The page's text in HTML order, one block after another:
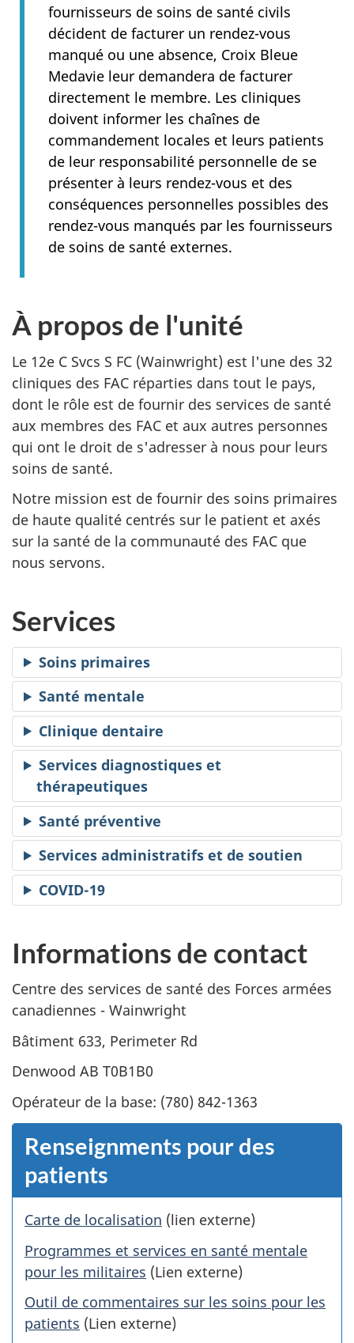
fournisseurs de soins de santé civils
décident de facturer un rendez-vous
manqué ou une absence, Croix Bleue
Medavie leur demandera de facturer
directement le membre. Les cliniques
doivent informer les chaînes de
commandement locales et leurs patients
de leur responsabilité personnelle de se
présenter à leurs rendez-vous et des
conséquences personnelles possibles des
rendez-vous manqués par les fournisseurs
de soins de santé externes.
À propos de l'unité
Le 12e C Svcs S FC (Wainwright) est l'une des 32
cliniques des FAC réparties dans tout le pays,
dont le rôle est de fournir des services de santé
aux membres des FAC et aux autres personnes
qui ont le droit de s'adresser à nous pour leurs
soins de santé.
Notre mission est de fournir des soins primaires
de haute qualité centrés sur le patient et axés
sur la santé de la communauté des FAC que
nous servons.
Services
Soins primaires
Santé mentale
Clinique dentaire
Services diagnostiques et
thérapeutiques
Santé préventive
Services administratifs et de soutien
COVID-19
Informations de contact
Centre des services de santé des Forces armées
canadiennes - Wainwright
Bâtiment 633, Perimeter Rd
Denwood AB T0B1B0
Opérateur de la base: (780) 842-1363
Renseignments pour des
patients
Carte de localisation (lien externe)
Programmes et services en santé mentale
pour les militaires (Lien externe)
Outil de commentaires sur les soins pour les
patients (Lien externe)